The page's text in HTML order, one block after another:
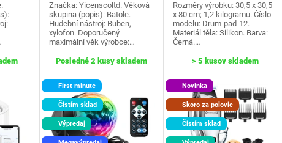
Značka: Yicenscoltd. Věková
skupina (popis): Batole.
Hudební nástroj: Buben,
xylofon. Doporučený
maximální věk výrobce:…
Posledné 2 kusy skladem
Rozměry výrobku: 30,5 x 30,5
x 80 cm; 1,2 kilogramu. Číslo
modelu: Drum-pad-12.
Materiál těla: Silikon. Barva:
Černá.…
> 5 kusov skladem
First minute
Čistím sklad
Výpredaj
Novinka
Skoro za polovic
Čistím sklad